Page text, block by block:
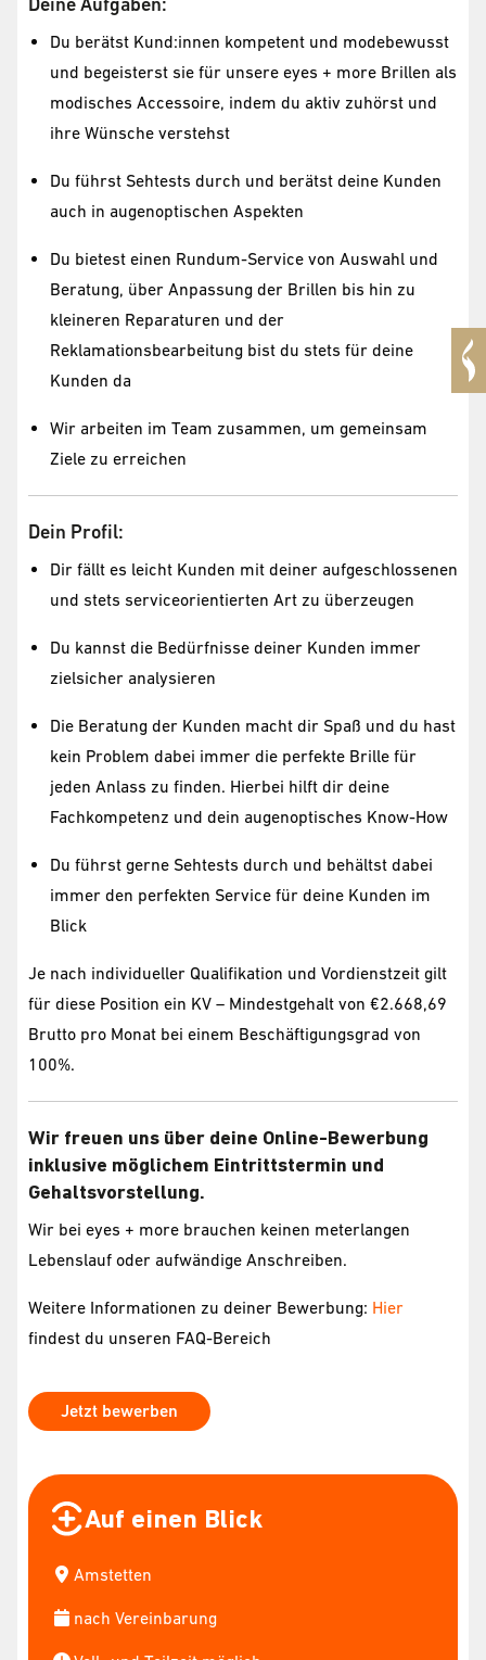
Du berätst Kund:innen kompetent und modebewusst
und begeisterst sie für unsere eyes + more Brillen als
modisches Accessoire, indem du aktiv zuhörst und
ihre Wünsche verstehst
Du führst Sehtests durch und berätst deine Kunden
auch in augenoptischen Aspekten
Du bietest einen Rundum-Service von Auswahl und
Beratung, über Anpassung der Brillen bis hin zu
kleineren Reparaturen und der
Reklamationsbearbeitung bist du stets für deine
Kunden da
Wir arbeiten im Team zusammen, um gemeinsam
Ziele zu erreichen
Dein Profil:
Dir fällt es leicht Kunden mit deiner aufgeschlossenen
und stets serviceorientierten Art zu überzeugen
Du kannst die Bedürfnisse deiner Kunden immer
zielsicher analysieren
Die Beratung der Kunden macht dir Spaß und du hast
kein Problem dabei immer die perfekte Brille für
jeden Anlass zu finden. Hierbei hilft dir deine
Fachkompetenz und dein augenoptisches Know-How
Du führst gerne Sehtests durch und behältst dabei
immer den perfekten Service für deine Kunden im
Blick
Je nach individueller Qualifikation und Vordienstzeit gilt
für diese Position ein KV – Mindestgehalt von €2.668,69
Brutto pro Monat bei einem Beschäftigungsgrad von
100%.
Wir freuen uns über deine Online-Bewerbung
inklusive möglichem Eintrittstermin und
Gehaltsvorstellung.
Wir bei eyes + more brauchen keinen meterlangen
Lebenslauf oder aufwändige Anschreiben.
Weitere Informationen zu deiner Bewerbung: Hier
findest du unseren FAQ-Bereich
Jetzt bewerben
Auf einen Blick
Amstetten
nach Vereinbarung